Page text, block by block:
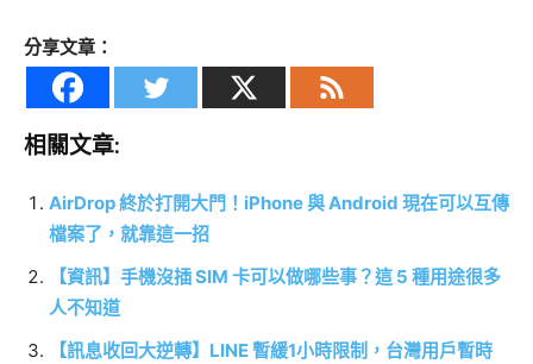
分享文章：
相關文章:
AirDrop 終於打開大門！iPhone 與 Android 現在可以互傳
檔案了，就靠這一招
【資訊】手機沒插 SIM 卡可以做哪些事？這 5 種用途很多
人不知道
【訊息收回大逆轉】LINE 暫緩1小時限制，台灣用戶暫時